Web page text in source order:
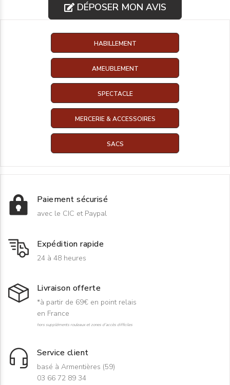
DÉPOSER MON AVIS
HABILLEMENT
AMEUBLEMENT
SPECTACLE
MERCERIE & ACCESSOIRES
SACS
Paiement sécurisé
avec le CIC et Paypal
Expédition rapide
24 à 48 heures
Livraison offerte
*à partir de 69€ en point relais
en France
hors suppléments rouleaux et zones d'accès difficiles
Service client
basé à Armentières (59)
03 66 72 89 34